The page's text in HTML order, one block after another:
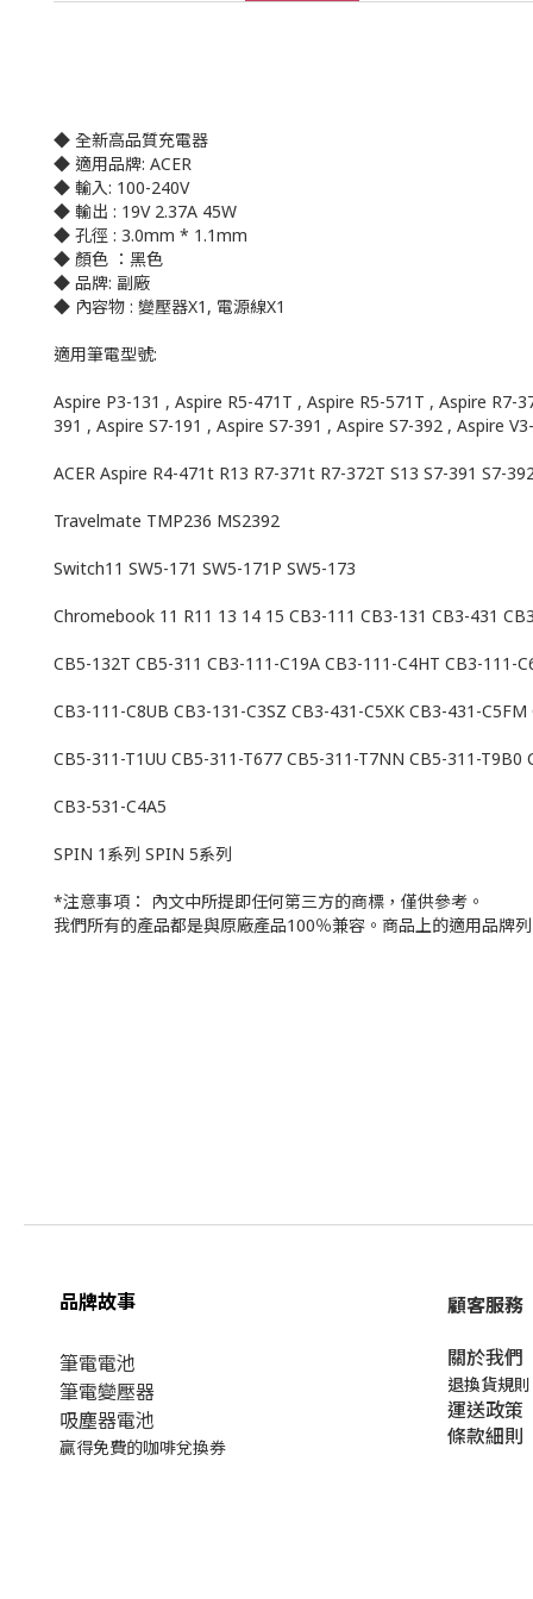
◆ 全新高品質充電器
◆ 適用品牌: ACER
◆ 輸入: 100-240V
◆ 輸出 : 19V 2.37A 45W
◆ 孔徑 : 3.0mm * 1.1mm
◆ 顏色 ：黑色
◆ 品牌: 副廠
◆ 內容物 : 變壓器X1, 電源線X1
適用筆電型號:
Aspire P3-131 , Aspire R5-471T , Aspire R5-571T , Aspire R7-
391 , Aspire S7-191 , Aspire S7-391 , Aspire S7-392 , Aspire
ACER Aspire R4-471t R13 R7-371t R7-372T S13 S7-391 S7-
Travelmate TMP236 MS2392
Switch11 SW5-171 SW5-171P SW5-173
Chromebook 11 R11 13 14 15 CB3-111 CB3-131 CB3-431
CB5-132T CB5-311 CB3-111-C19A CB3-111-C4HT CB3-111-
CB3-111-C8UB CB3-131-C3SZ CB3-431-C5XK CB3-431-
CB5-311-T1UU CB5-311-T677 CB5-311-T7NN CB5-311-T9B0
CB3-531-C4A5
SPIN 1系列 SPIN 5系列
*注意事項： 內文中所提即任何第三方的商標，僅供參考。
我們所有的產品都是與原廠產品100％兼容。商品上的適用品牌
品牌故事
筆電電池
筆電變壓器
吸塵器電池
贏得免費的咖啡兌換券
顧客服務
關於我們​
退換貨規則
運送政策
條款細則